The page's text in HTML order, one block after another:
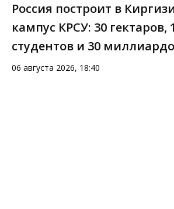
Россия построит в
кампус КРСУ: 30 гектаров,
студентов и 30
06 августа 2026, 18:40